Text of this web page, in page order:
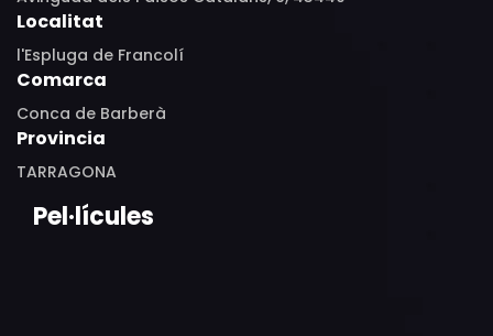
Localitat
l'Espluga de Francolí
Comarca
Conca de Barberà
Provincia
TARRAGONA
Pel·lícules